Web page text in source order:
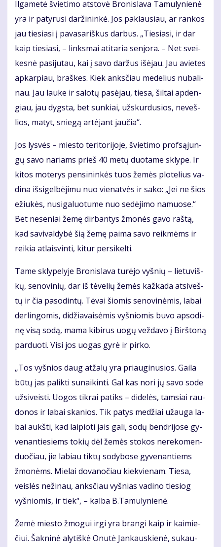
Il­ga­me­tė švie­ti­mo at­sto­vė Bro­nis­la­va Ta­mu­ly­nie­nė
yra ir pa­ty­ru­si dar­ži­nin­kė. Jos pa­klau­siau, ar ran­kos
jau tie­sia­si į pa­va­sa­riš­kus dar­bus. „Tie­sia­si, ir dar
kaip tie­sia­si, – links­mai ati­ta­ria sen­jo­ra. – Net svei­
kes­nė pa­si­ju­tau, kai į sa­vo dar­žus iš­ėjau. Jau avie­tes
ap­kar­piau, braš­kes. Kiek anks­čiau me­de­lius nu­ba­li­
nau. Jau lau­ke ir sa­lo­tų pa­sė­jau, tie­sa, šil­tai ap­den­
giau, jau dygs­ta, bet sun­kiai, už­skur­du­sios, ne­veš­
lios, ma­tyt, snie­gą ar­tė­jant jau­čia“.
Jos lys­vės – mies­to te­ri­to­ri­jo­je, švie­ti­mo prof­są­jun­
gų sa­vo na­riams prieš 40 me­tų duo­ta­me skly­pe. Ir
ki­tos mo­te­rys pen­si­nin­kės tuos že­mės plo­te­lius va­
di­na iš­si­gel­bė­ji­mu nuo vie­nat­vės ir sa­ko: „Jei ne šios
ežiu­kės, nu­si­ga­luo­tu­me nuo se­dė­ji­mo na­muo­se.“
Bet ne­se­niai že­mę dir­ban­tys žmo­nės ga­vo raš­tą,
kad sa­vi­val­dy­bė šią že­mę pa­ima sa­vo reik­mėms ir
rei­kia at­lais­vin­ti, ki­tur per­si­kel­ti.
Ta­me skly­pe­ly­je Bro­nis­la­va tu­rė­jo vyš­nių – lie­tu­viš­
kų, se­no­vi­nių, dar iš tė­ve­lių že­mės kaž­ka­da at­si­veš­
tų ir čia pa­so­din­tų. Tė­vai šio­mis se­no­vi­nė­mis, la­bai
der­lin­go­mis, di­džia­vai­sė­mis vyš­nio­mis bu­vo ap­so­di­
nę vi­są so­dą, ma­ma ki­bi­rus uo­gų vež­da­vo į Birš­to­ną
par­duo­ti. Vi­si jos uo­gas gy­rė ir pir­ko.
„Tos vyš­nios daug at­ža­lų yra pri­au­gi­nu­sios. Gai­la
bū­tų jas pa­lik­ti su­nai­kin­ti. Gal kas no­ri jų sa­vo so­de
už­si­veis­ti. Uo­gos tik­rai pa­tiks – di­de­lės, tam­siai rau­
do­nos ir la­bai ska­nios. Tik pa­tys me­džiai už­au­ga la­
bai aukš­ti, kad lai­pio­ti jais ga­li, so­dų ben­dri­jo­se gy­
ve­nan­tie­siems to­kių dėl že­mės sto­kos ne­re­ko­men­
duo­čiau, jie la­biau tik­tų so­dy­bo­se gy­ve­nan­tiems
žmo­nėms. Mie­lai do­va­no­čiau kiek­vie­nam. Tie­sa,
veis­lės ne­ži­nau, anks­čiau vyš­nias va­di­no tie­siog
vyš­nio­mis, ir tiek“, – kal­ba B.Ta­mu­ly­nie­nė.
Že­mė mies­to žmo­gui ir­gi yra bran­gi kaip ir kai­mie­
čiui. Šak­ni­nė aly­tiš­kė Onu­tė Jan­kaus­kie­nė, su­kau­